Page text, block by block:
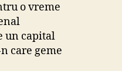
o vreme
un capital
care geme